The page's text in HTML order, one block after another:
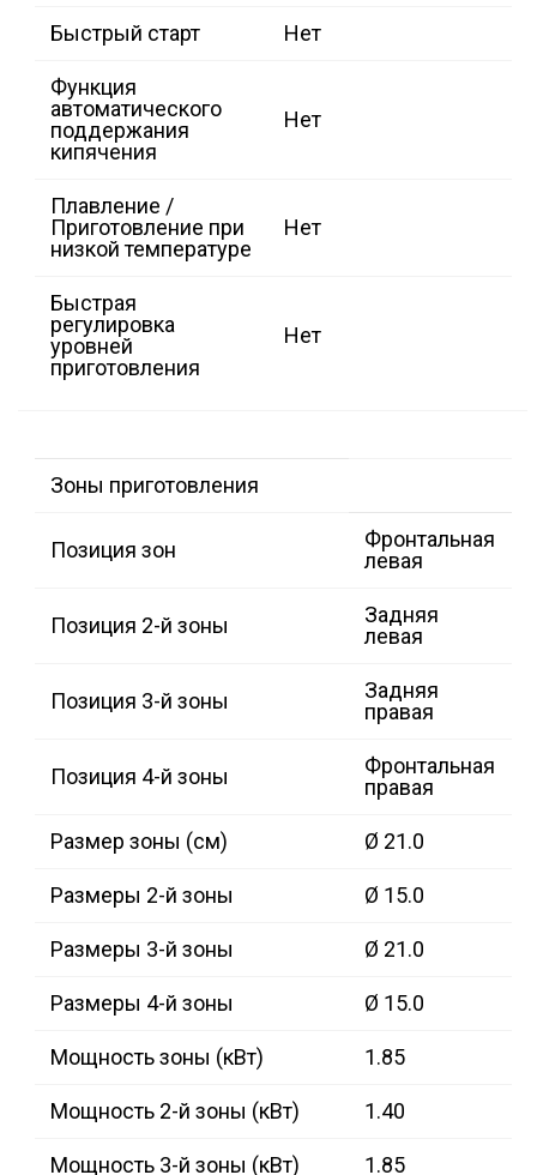
Быстрый старт Нет
Функция
автоматического
поддержания
кипячения
Нет
Плавление /
Приготовление при
низкой температуре
Нет
Быстрая
регулировка
уровней
приготовления
Нет
Зоны приготовления
Позиция зон
Фронтальная
левая
Позиция 2-й зоны
Задняя
левая
Позиция 3-й зоны
Задняя
правая
Позиция 4-й зоны
Фронтальная
правая
Размер зоны (см) Ø 21.0
Размеры 2-й зоны Ø 15.0
Размеры 3-й зоны Ø 21.0
Размеры 4-й зоны Ø 15.0
Мощность зоны (кВт) 1.85
Мощность 2-й зоны (кВт) 1.40
Мощность 3-й зоны (кВт) 1.85